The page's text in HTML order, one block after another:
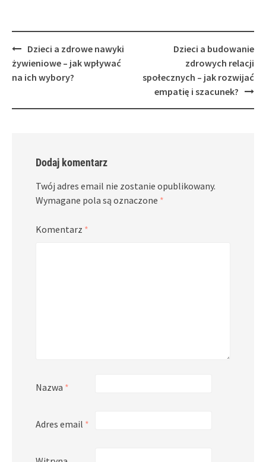
Post
navigation
Dzieci a zdrowe nawyki
żywieniowe – jak wpływać
na ich wybory?
Dzieci a budowanie
zdrowych relacji
społecznych – jak rozwijać
empatię i szacunek?
Dodaj komentarz
Twój adres email nie zostanie opublikowany.
Wymagane pola są oznaczone *
Komentarz *
Nazwa *
Adres email *